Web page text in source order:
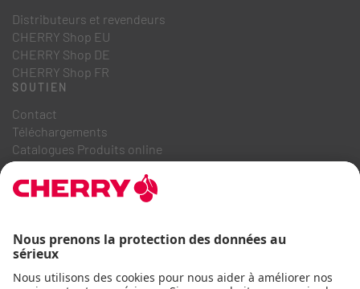
Distributeurs et revendeurs
CHERRY Shop EU
CHERRY Shop DE
CHERRY Shop FR
SOUTIEN
Contact
Téléchargements
Catalogues Produits online
FAQ
A PROPOS DE NOUS
Système de dénonciation
Code de conduite commerciale